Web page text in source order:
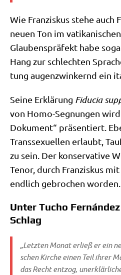
Wie Fran­zis­kus ste­he auch
neu­en Ton im
Glau­bens­prä­fekt habe
Hang zur schlech­ten
tung augen­zwin­kernd ein
Sei­ne Erklä­rung Fidu­cia
von Homo-Seg­nun­gen
Doku­ment“ prä­sen­tiert.
Trans­se­xu­el­len erlaubt,
zu sein. Der kon­ser­va­ti­ve
Tenor, durch Fran­zis­kus
end­lich gebro­chen worden.
Unter Tucho
Schlag
„Letz­ten Monat erließ er ein
schen Kir­che einen Teil ihrer
das Recht ent­zog,